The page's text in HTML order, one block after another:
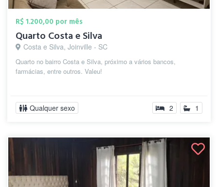
R$ 1.200,00 por mês
Quarto Costa e Silva
Costa e Silva, Joinville - SC
Quarto no bairro Costa e Silva, próximo a vários bancos,
farmácias, entre outros. Valeu!
Qualquer sexo 2 1